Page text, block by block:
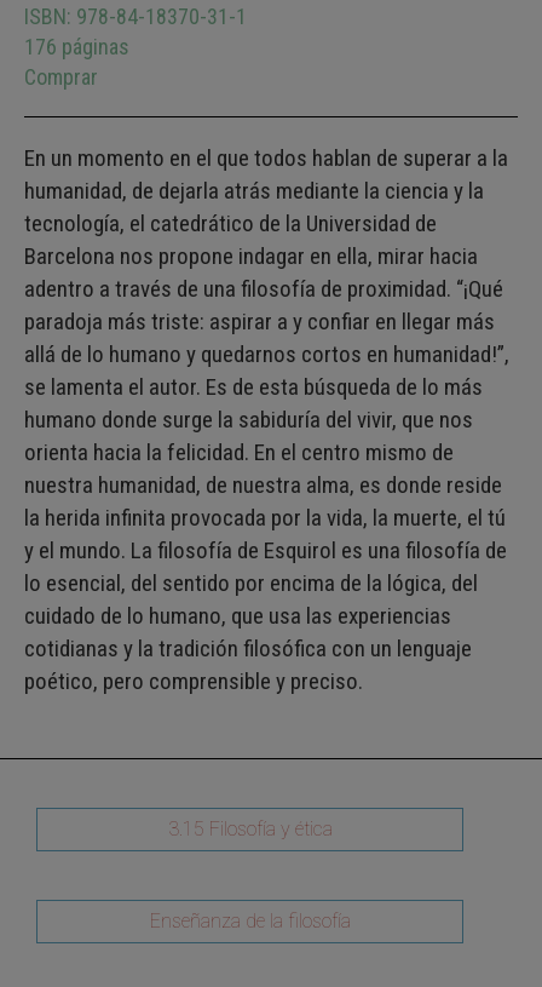
ISBN: 978-84-18370-31-1
176 páginas
Comprar
En un momento en el que todos hablan de superar a la
humanidad, de dejarla atrás mediante la ciencia y la
tecnología, el catedrático de la Universidad de
Barcelona nos propone indagar en ella, mirar hacia
adentro a través de una filosofía de proximidad. “¡Qué
paradoja más triste: aspirar a y confiar en llegar más
allá de lo humano y quedarnos cortos en humanidad!”,
se lamenta el autor. Es de esta búsqueda de lo más
humano donde surge la sabiduría del vivir, que nos
orienta hacia la felicidad. En el centro mismo de
nuestra humanidad, de nuestra alma, es donde reside
la herida infinita provocada por la vida, la muerte, el tú
y el mundo. La filosofía de Esquirol es una filosofía de
lo esencial, del sentido por encima de la lógica, del
cuidado de lo humano, que usa las experiencias
cotidianas y la tradición filosófica con un lenguaje
poético, pero comprensible y preciso.
3.15 Filosofía y ética
Enseñanza de la filosofía